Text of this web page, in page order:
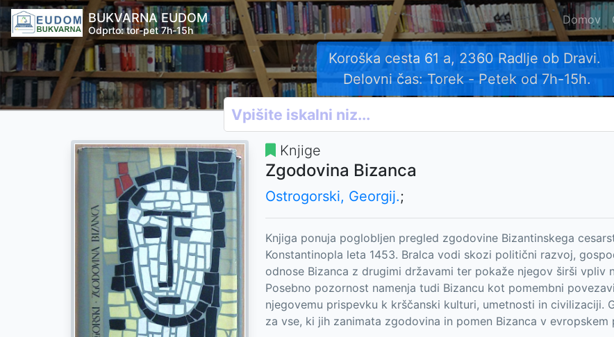
BUKVARNA EUDOM
Odprto: tor-pet 7h-15h
Domov
Koroška cesta 61 a, 2360 Radlje ob Dravi.
Delovni čas: Torek - Petek od 7h-15h.
Knjige
Zgodovina Bizanca
Ostrogorski, Georgij.;
Knjiga ponuja poglobljen pregled zgodovine Bizantinskega
Konstantinopla leta 1453. Bralca vodi skozi politični razvoj,
odnose Bizanca z drugimi državami ter pokaže njegov širši vpliv
Posebno pozornost namenja tudi Bizancu kot pomembni
njegovemu prispevku k krščanski kulturi, umetnosti in civilizaciji.
za vse, ki jih zanimata zgodovina in pomen Bizanca v evropskem